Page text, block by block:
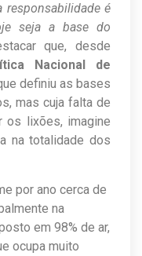
responsabilidade é
seja a base do
que, desde
Nacional de
definiu as bases
mas cuja falta de
os lixões, imagine
na totalidade dos
por ano cerca de
na
em 98% de ar,
ocupa muito